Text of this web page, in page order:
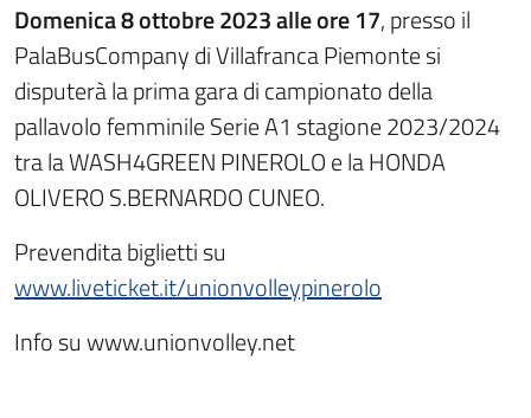
Domenica 8 ottobre 2023 alle ore 17, presso il
PalaBusCompany di Villafranca Piemonte si
disputerà la prima gara di campionato della
pallavolo femminile Serie A1 stagione 2023/2024
tra la WASH4GREEN PINEROLO e la HONDA
OLIVERO S.BERNARDO CUNEO.
Prevendita biglietti su
www.liveticket.it/unionvolleypinerolo
Info su www.unionvolley.net